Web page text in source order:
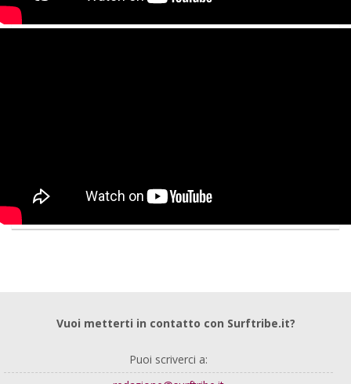
Vuoi metterti in contatto con Surftribe.it?
Puoi scriverci a: